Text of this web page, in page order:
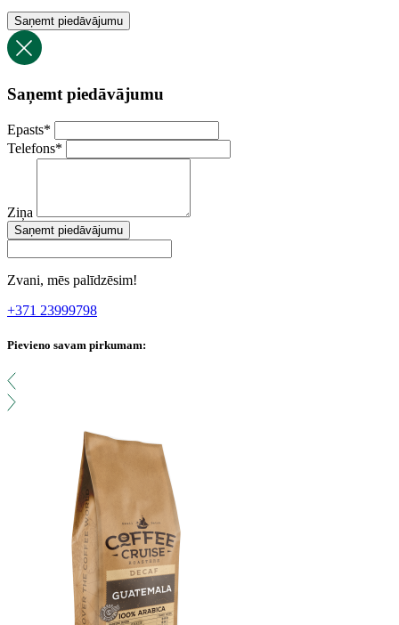
Saņemt piedāvājumu
Saņemt piedāvājumu
Epasts*
Telefons*
Ziņa
Saņemt piedāvājumu
Zvani, mēs palīdzēsim!
+371 23999798
Pievieno savam pirkumam: